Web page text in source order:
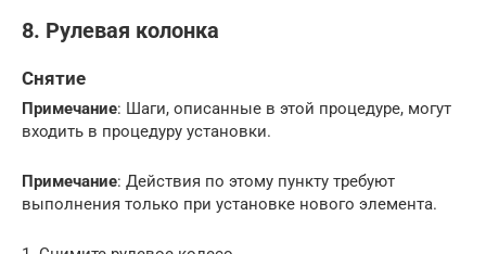
8. Рулевая колонка
Снятие
Примечание: Шаги, описанные в этой процедуре, могут
входить в процедуру установки.
Примечание: Действия по этому пункту требуют
выполнения только при установке нового элемента.